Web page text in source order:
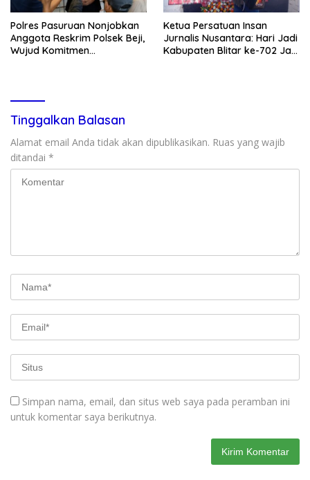
Polres Pasuruan Nonjobkan
Anggota Reskrim Polsek Beji,
Wujud Komitmen
Ketua Persatuan Insan
Jurnalis Nusantara: Hari Jadi
Kabupaten Blitar ke-702 Jadi
Tinggalkan Balasan
Alamat email Anda tidak akan dipublikasikan. Ruas yang wajib
ditandai *
Simpan nama, email, dan situs web saya pada peramban ini
untuk komentar saya berikutnya.